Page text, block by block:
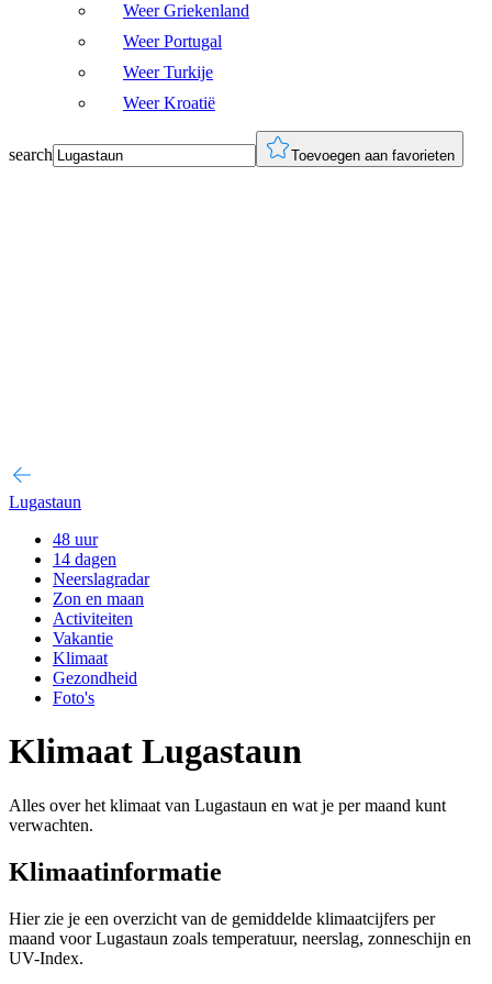
Weer Griekenland
Weer Portugal
Weer Turkije
Weer Kroatië
search Toevoegen aan favorieten
Lugastaun
48 uur
14 dagen
Neerslagradar
Zon en maan
Activiteiten
Vakantie
Klimaat
Gezondheid
Foto's
Klimaat Lugastaun
Alles over het klimaat van Lugastaun en wat je per maand kunt
verwachten.
Klimaatinformatie
Hier zie je een overzicht van de gemiddelde klimaatcijfers per
maand voor Lugastaun zoals temperatuur, neerslag, zonneschijn en
UV-Index.